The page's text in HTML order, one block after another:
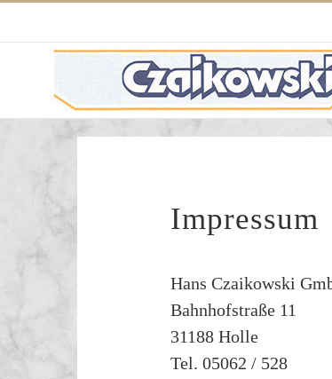
Inhalt
Impressum
Hans Czaikowski
Bahnhofstraße 11
31188 Holle
Tel. 05062 / 528